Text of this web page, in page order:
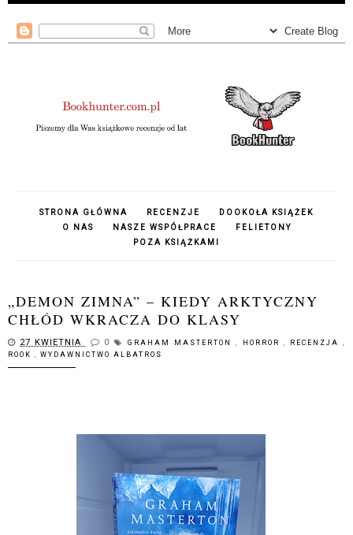
STRONA GŁÓWNA RECENZJE
DOOKOŁA KSIĄŻEK
O NAS
NASZE WSPÓŁPRACE
FELIETONY
POZA KSIĄŻKAMI
„DEMON ZIMNA” – KIEDY ARKTYCZNY
CHŁÓD WKRACZA DO KLASY
27 KWIETNIA 0 GRAHAM MASTERTON, HORROR , RECENZJA,
ROOK , WYDAWNICTWO ALBATROS